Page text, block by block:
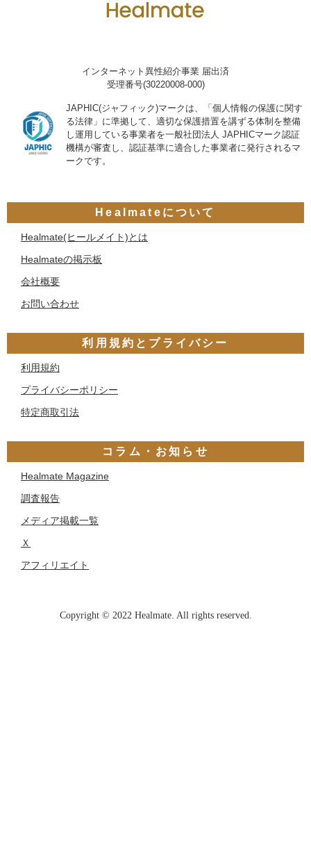
インターネット異性紹介事業 届出済
受理番号(30220008-000)
JAPHIC(ジャフィック)マークは、「個人情報の保護に関す
る法律」に準拠して、適切な保護措置を講ずる体制を整備
し運用している事業者を一般社団法人 JAPHICマーク認証
機構が審査し、認証基準に適合した事業者に発行されるマ
ークです。
Healmateについて
Healmate(ヒールメイト)とは
Healmateの掲示板
会社概要
お問い合わせ
利用規約とプライバシー
利用規約
プライバシーポリシー
特定商取引法
コラム・お知らせ
Healmate Magazine
調査報告
メディア掲載一覧
Ｘ
アフィリエイト
Copyright © 2022 Healmate. All rights reserved.